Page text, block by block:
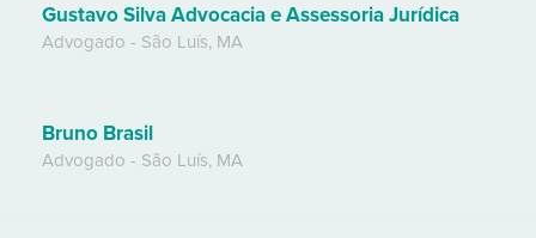
Gustavo Silva Advocacia e Assessoria Jurídica
Advogado - São Luís, MA
Bruno Brasil
Advogado - São Luís, MA